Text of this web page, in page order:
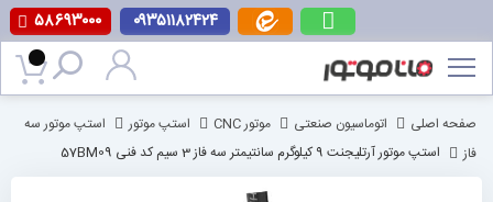
۵۸۶۹۳۰۰۰ ۰۹۳۵۱۱۸۲۴۲۴
به
صفحه اصلی
اتوماسیون صنعتی موتور CNC استپ موتور
استپ موتور سه
فاز
استپ موتور آرتلیجنت 9 کیلوگرم سانتیمتر سه فاز 3 سیم کد فنی 57BM09